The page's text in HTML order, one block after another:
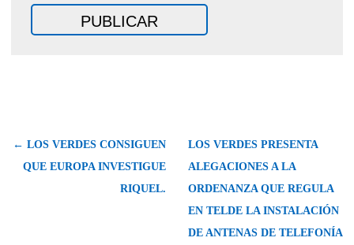
← LOS VERDES CONSIGUEN
QUE EUROPA INVESTIGUE
RIQUEL.
LOS VERDES PRESENTA
ALEGACIONES A LA
ORDENANZA QUE REGULA
EN TELDE LA INSTALACIÓN
DE ANTENAS DE TELEFONÍA